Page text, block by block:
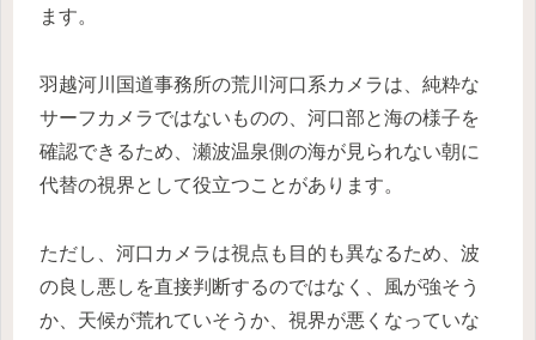
ます。
羽越河川国道事務所の荒川河口系カメラは、純粋な
サーフカメラではないものの、河口部と海の様子を
確認できるため、瀬波温泉側の海が見られない朝に
代替の視界として役立つことがあります。
ただし、河口カメラは視点も目的も異なるため、波
の良し悪しを直接判断するのではなく、風が強そう
か、天候が荒れていそうか、視界が悪くなっていな